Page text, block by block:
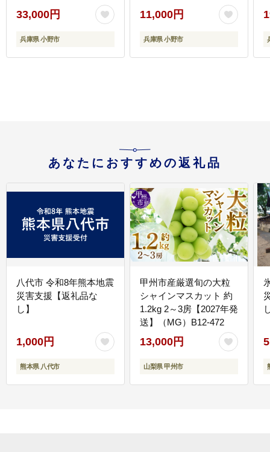
プレゼント 防災 ]
33,000円
兵庫県 小野市
ープ 泡 日用品 消耗品
バス用品 大容量 いい 匂
い ボディ 保湿 LION ラ
兵庫県 小野市
11,000円
兵庫県 小野市
あなたにおすすめの返礼品
八代市 令和8年熊本地震
災害支援【返礼品な
し】
1,000円
熊本県 八代市
甲州市産厳選旬の大粒
シャインマスカット 約
1.2kg 2～3房【2027年発
送】（MG）B12-472
13,000円
山梨県 甲州市